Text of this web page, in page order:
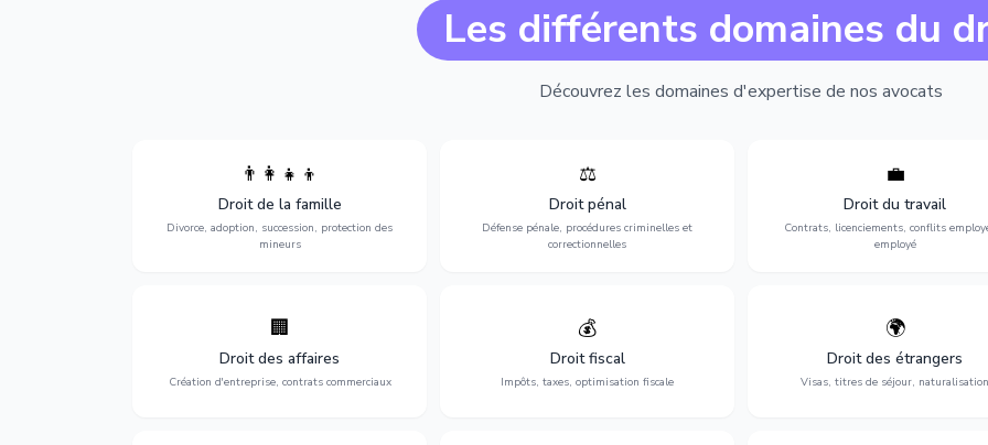
Les différents domaines du
Découvrez les domaines d'expertise de nos avocats
👨‍👩‍👧‍👦
Droit de la famille
Divorce, adoption, succession, protection des
mineurs
succession et protection des personnes
vulnérables.
⚖️
Droit pénal
Défense pénale, procédures criminelles et
correctionnelles
Expertise en matière pénale, de
l'assistance en garde à vue jusqu'au
procès, pour toute affaire correctionnelle
ou criminelle.
💼
Droit du travail
Contrats, licenciements, conflits
employé
Protection de vos droits au
contrats, licenciements,
discrimination et conflits avec
l'employeur.
🏢
Droit des affaires
Création d'entreprise, contrats commerciaux
Accompagnement complet pour votre
entreprise : création, contrats
commerciaux, concurrence et litiges.
💰
Droit fiscal
Impôts, taxes, optimisation fiscale
Optimisation de votre situation fiscale :
déclarations, contentieux, contrôles
fiscaux et planification.
🌍
Droit des étrangers
Visas, titres de séjour, naturalisation
Obtention de vos droits de séjour :
cartes de séjour, regroupement
naturalisation.